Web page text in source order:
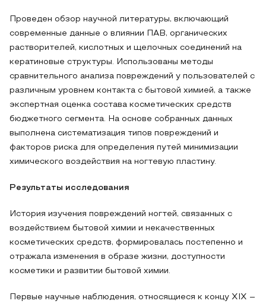
Проведен обзор научной литературы, включающий
современные данные о влиянии ПАВ, органических
растворителей, кислотных и щелочных соединений на
кератиновые структуры. Использованы методы
сравнительного анализа повреждений у пользователей с
различным уровнем контакта с бытовой химией, а также
экспертная оценка состава косметических средств
бюджетного сегмента. На основе собранных данных
выполнена систематизация типов повреждений и
факторов риска для определения путей минимизации
химического воздействия на ногтевую пластину.
Результаты исследования
История изучения повреждений ногтей, связанных с
воздействием бытовой химии и некачественных
косметических средств, формировалась постепенно и
отражала изменения в образе жизни, доступности
косметики и развитии бытовой химии.
Первые научные наблюдения, относящиеся к концу XIX –